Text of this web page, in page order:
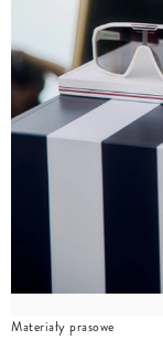
Materiały prasowe